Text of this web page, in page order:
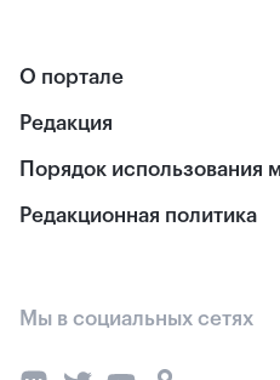
О портале
Редакция
Порядок использования
Редакционная политика
Мы в социальных сетях